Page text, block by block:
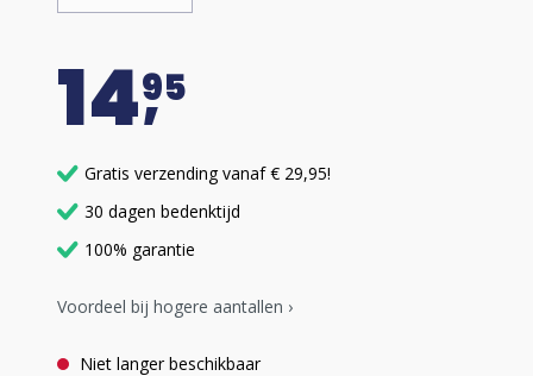
1495
Gratis verzending vanaf € 29,95!
30 dagen bedenktijd
100% garantie
Voordeel bij hogere aantallen ›
Niet langer beschikbaar